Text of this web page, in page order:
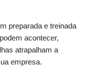
preparada e treinada
acontecer,
atrapalham a
empresa.